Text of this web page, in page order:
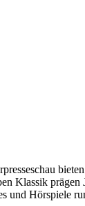
Klassik prägen
und Hörspiele